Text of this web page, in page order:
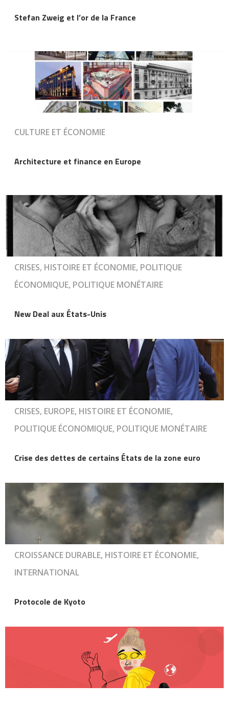
Stefan Zweig et l’or de la France
CULTURE ET ÉCONOMIE
Architecture et finance en Europe
CRISES, HISTOIRE ET ÉCONOMIE, POLITIQUE
ÉCONOMIQUE, POLITIQUE MONÉTAIRE
New Deal aux États-Unis
CRISES, EUROPE, HISTOIRE ET ÉCONOMIE,
POLITIQUE ÉCONOMIQUE, POLITIQUE MONÉTAIRE
Crise des dettes de certains États de la zone euro
CROISSANCE DURABLE, HISTOIRE ET ÉCONOMIE,
INTERNATIONAL
Protocole de Kyoto